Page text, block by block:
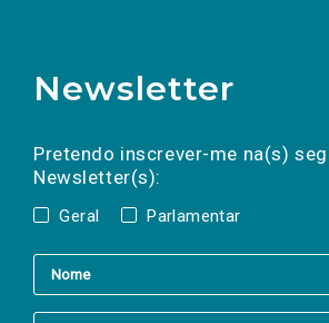
Newsletter
Pretendo inscrever-me na(s)
Newsletter(s):
Geral Parlamentar
a(s) newsletter(s).
mail